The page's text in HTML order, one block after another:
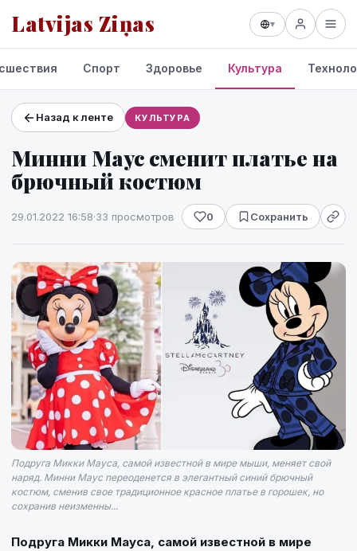
Latvijas Ziņas ▾
Проекты и сервисы
Прогноз погоды
Спорт Здоровье Культура
Назад к ленте КУЛЬТУРА
Минни Маус сменит платье на
брючный костюм
29.01.2022 16:58·33 просмотров 0 Сохранить
Подруга Микки Мауса, самой известной в мире мыши, меняет свой
наряд. Минни Маус переоденется в элегантный синий брючный
костюм, сменив свое традиционное красное платье в горошек, но
сохранив неизменны...
Подруга Микки Мауса, самой известной в мире